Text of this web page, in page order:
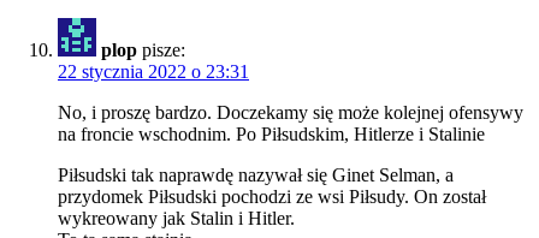
plop pisze:
22 stycznia 2022 o 23:31
No, i proszę bardzo. Doczekamy się może kolejnej ofensywy
na froncie wschodnim. Po Piłsudskim, Hitlerze i Stalinie
Piłsudski tak naprawdę nazywał się Ginet Selman, a
przydomek Piłsudski pochodzi ze wsi Piłsudy. On został
wykreowany jak Stalin i Hitler.